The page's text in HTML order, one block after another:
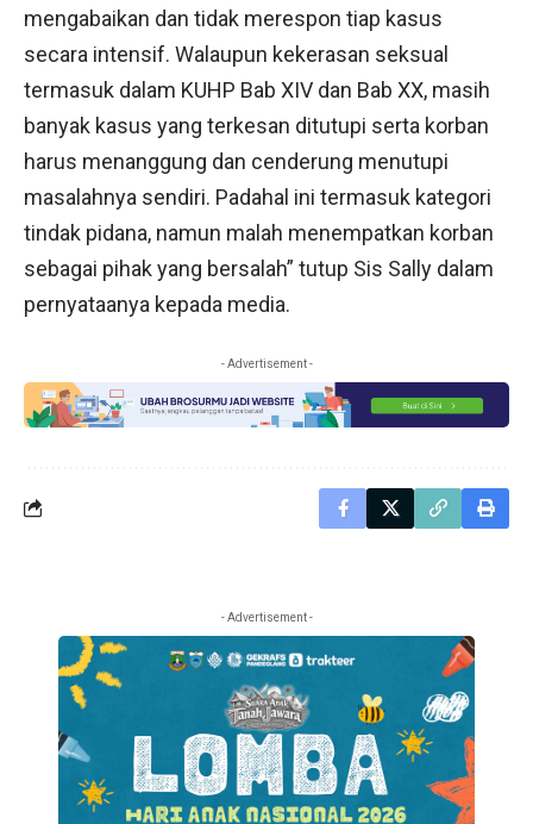
mengabaikan dan tidak merespon tiap kasus
secara intensif. Walaupun kekerasan seksual
termasuk dalam KUHP Bab XIV dan Bab XX, masih
banyak kasus yang terkesan ditutupi serta korban
harus menanggung dan cenderung menutupi
masalahnya sendiri. Padahal ini termasuk kategori
tindak pidana, namun malah menempatkan korban
sebagai pihak yang bersalah” tutup Sis Sally dalam
pernyataanya kepada media.
- Advertisement -
- Advertisement -